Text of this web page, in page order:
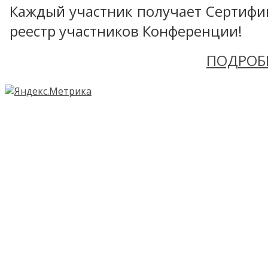
Каждый участник получает
реестр участников Конференции!